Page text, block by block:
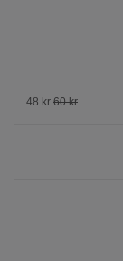
48 kr 60 kr